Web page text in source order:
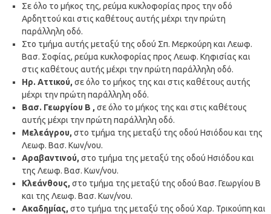
Σε όλο το μήκος της, ρεύμα κυκλοφορίας προς την οδό
Αρδηττού και στις καθέτους αυτής μέχρι την πρώτη
παράλληλη οδό.
Στο τμήμα αυτής μεταξύ της οδού Σπ. Μερκούρη και Λεωφ.
Βασ. Σοφίας, ρεύμα κυκλοφορίας προς Λεωφ. Κηφισίας και
στις καθέτους αυτής μέχρι την πρώτη παράλληλη οδό.
Ηρ. Αττικού, σε όλο το μήκος της και στις καθέτους αυτής
μέχρι την πρώτη παράλληλη οδό.
Βασ. Γεωργίου Β , σε όλο το μήκος της και στις καθέτους
αυτής μέχρι την πρώτη παράλληλη οδό.
Μελεάγρου, στο τμήμα της μεταξύ της οδού Ησιόδου και της
Λεωφ. Βασ. Κων/νου.
Αραβαντινού, στο τμήμα της μεταξύ της οδού Ησιόδου και
της Λεωφ. Βασ. Κων/νου.
Κλεάνθους, στο τμήμα της μεταξύ της οδού Βασ. Γεωργίου Β
και της Λεωφ. Βασ. Κων/νου.
Ακαδημίας, στο τμήμα της μεταξύ της οδού Χαρ. Τρικούπη και